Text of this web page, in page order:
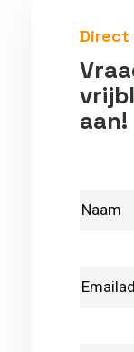
Direct
aan!